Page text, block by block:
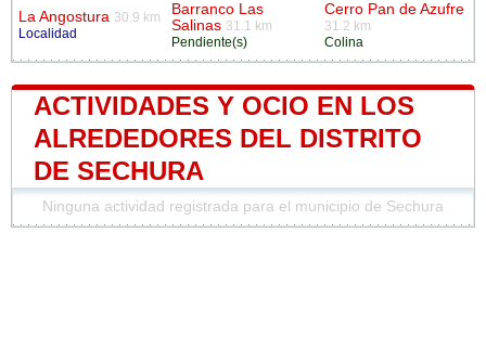
La Angostura 30.9 km
Localidad
Barranco Las
Salinas 31.1 km
Pendiente(s)
Cerro Pan de Azufre
31.2 km
Colina
ACTIVIDADES Y OCIO EN LOS
ALREDEDORES DEL DISTRITO
DE SECHURA
Ninguna actividad registrada para el municipio de Sechura